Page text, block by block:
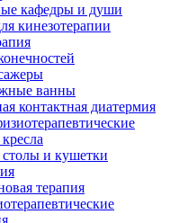
кафедры и души
кинезотерапии
ванны
контактная диатермия
и кушетки
терапия